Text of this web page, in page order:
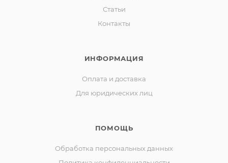
Статьи
Контакты
ИНФОРМАЦИЯ
Оплата и доставка
Для юридических лиц
ПОМОЩЬ
Обработка персональных данных